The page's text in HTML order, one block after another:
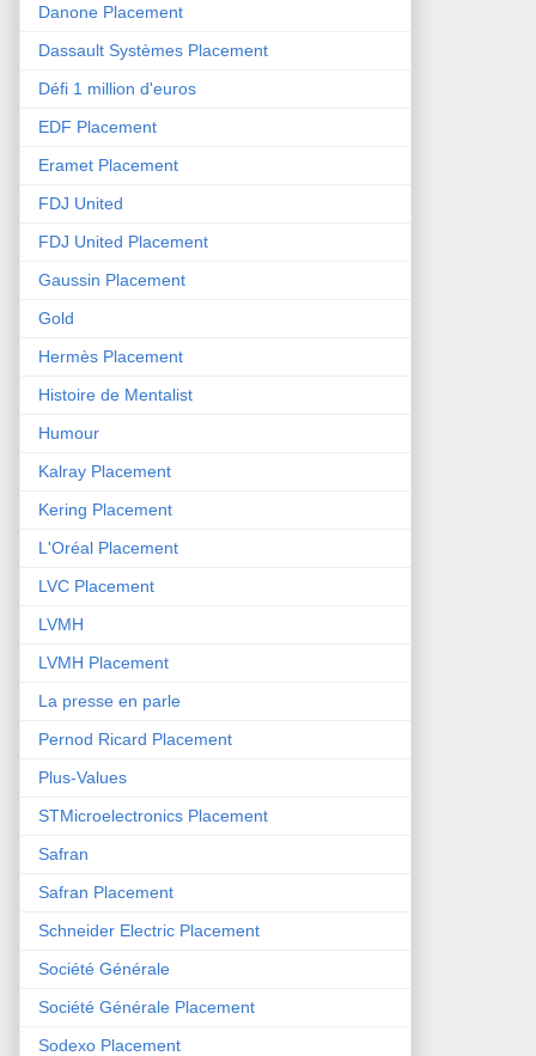
Danone Placement
Dassault Systèmes Placement
Défi 1 million d'euros
EDF Placement
Eramet Placement
FDJ United
FDJ United Placement
Gaussin Placement
Gold
Hermès Placement
Histoire de Mentalist
Humour
Kalray Placement
Kering Placement
L'Oréal Placement
LVC Placement
LVMH
LVMH Placement
La presse en parle
Pernod Ricard Placement
Plus-Values
STMicroelectronics Placement
Safran
Safran Placement
Schneider Electric Placement
Société Générale
Société Générale Placement
Sodexo Placement